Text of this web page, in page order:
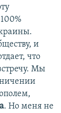
и
что
Мы
. Но меня не